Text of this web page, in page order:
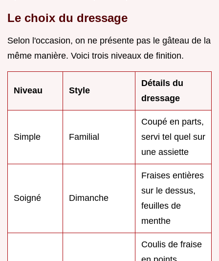
Le choix du dressage
Selon l'occasion, on ne présente pas le gâteau de la
même manière. Voici trois niveaux de finition.
Niveau Style
Détails du
dressage
Simple Familial
Coupé en parts,
servi tel quel sur
une assiette
Soigné Dimanche
Fraises entières
sur le dessus,
feuilles de
menthe
Coulis de fraise